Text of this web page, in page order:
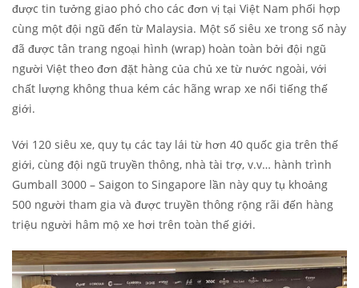
được tin tưởng giao phó cho các đơn vị tại Việt Nam phối hợp
cùng một đội ngũ đến từ Malaysia. Một số siêu xe trong số này
đã được tân trang ngoại hình (wrap) hoàn toàn bởi đội ngũ
người Việt theo đơn đặt hàng của chủ xe từ nước ngoài, với
chất lượng không thua kém các hãng wrap xe nổi tiếng thế
giới.
Với 120 siêu xe, quy tụ các tay lái từ hơn 40 quốc gia trên thế
giới, cùng đội ngũ truyền thông, nhà tài trợ, v.v… hành trình
Gumball 3000 – Saigon to Singapore lần này quy tụ khoảng
500 người tham gia và được truyền thông rộng rãi đến hàng
triệu người hâm mộ xe hơi trên toàn thế giới.